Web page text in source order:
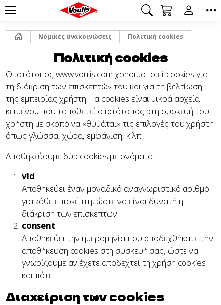
Αρχική Νομικές ανακοινώσεις Πολιτική cookies
Πολιτική cookies
Ο ιστότοπος www.voulis.com χρησιμοποιεί cookies για
τη διάκριση των επισκεπτών του και για τη βελτίωση
της εμπειρίας χρήστη. Τα cookies είναι μικρά αρχεία
κειμένου που τοποθετεί ο ιστότοπος στη συσκευή του
χρήστη με σκοπό να «θυμάται» τις επιλογές του χρήστη
όπως γλώσσα, χώρα, εμφάνιση, κ.λπ.
Αποθηκεύουμε δύο cookies με ονόματα:
vid
Αποθηκεύει έναν μοναδικό αναγνωριστικό αριθμό
για κάθε επισκέπτη, ώστε να είναι δυνατή η
διάκριση των επισκεπτών.
consent
Αποθηκεύει την ημερομηνία που αποδεχθήκατε την
αποθήκευση cookies στη συσκευή σας, ώστε να
γνωρίζουμε αν έχετε αποδεχτεί τη χρήση cookies
και πότε.
Διαχείριση των cookies